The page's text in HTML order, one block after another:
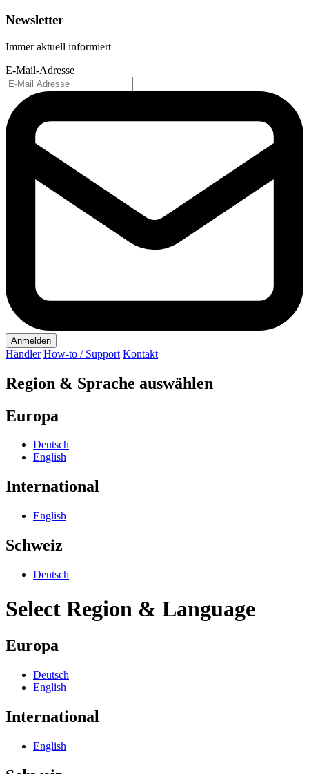
Newsletter
Immer aktuell informiert
E-Mail-Adresse
Anmelden
Händler How-to / Support Kontakt
Region & Sprache auswählen
Europa
Deutsch
English
International
English
Schweiz
Deutsch
Select Region & Language
Europa
Deutsch
English
International
English